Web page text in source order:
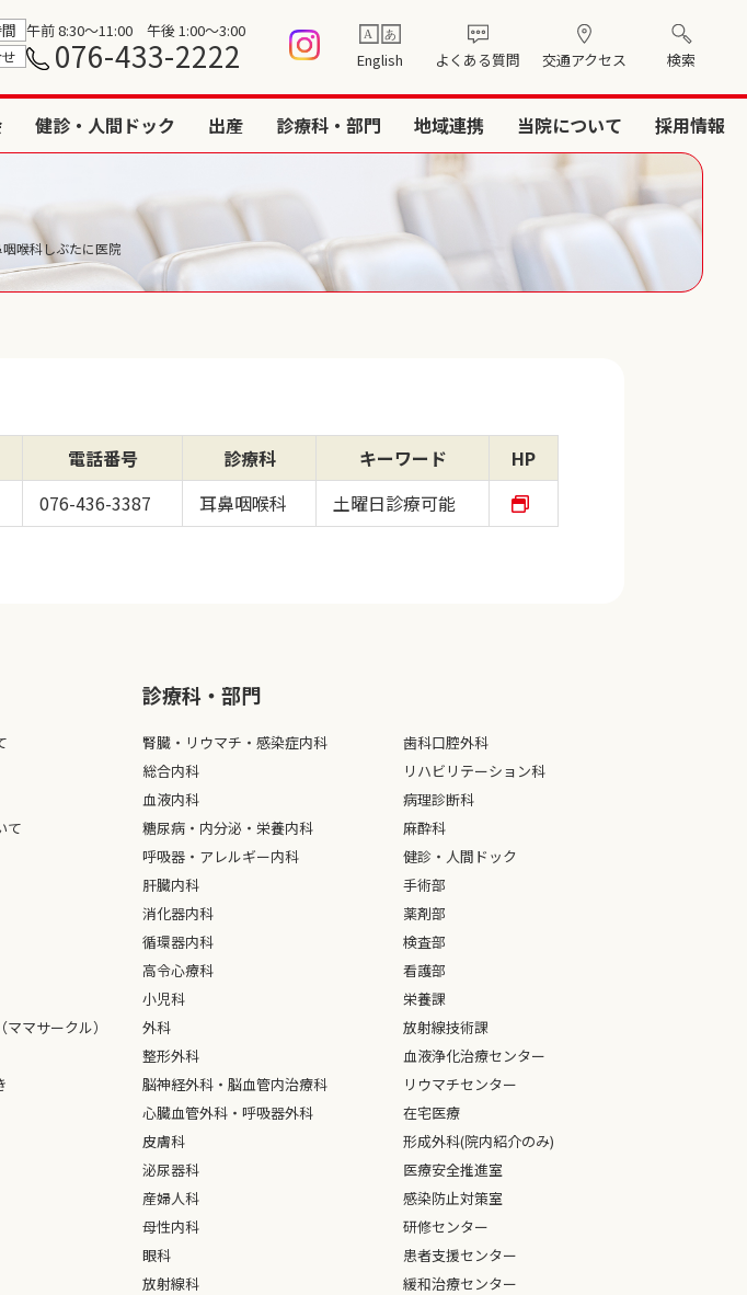
午前 8:30〜11:00 午後 1:00〜3:00
076-433-2222 English よくある質問 交通アクセス 検索
健診・人間ドック 出産 診療科・部門 地域連携 当院について 採用情報
喉科しぶたに医院
電話番号 診療科 キーワード
HP
076-436-3387 耳鼻咽喉科 土曜日診療可能
て
マサークル）
診療科・部⾨
腎臓・リウマチ・感染症内科
総合内科
血液内科
糖尿病・内分泌・栄養内科
呼吸器・アレルギー内科
肝臓内科
消化器内科
循環器内科
高令心療科
小児科
外科
整形外科
脳神経外科・脳血管内治療科
心臓血管外科・呼吸器外科
皮膚科
泌尿器科
産婦人科
母性内科
眼科
放射線科
歯科口腔外科
リハビリテーション科
病理診断科
麻酔科
健診・人間ドック
手術部
薬剤部
検査部
看護部
栄養課
放射線技術課
血液浄化治療センター
リウマチセンター
在宅医療
形成外科(院内紹介のみ)
医療安全推進室
感染防止対策室
研修センター
患者支援センター
緩和治療センター